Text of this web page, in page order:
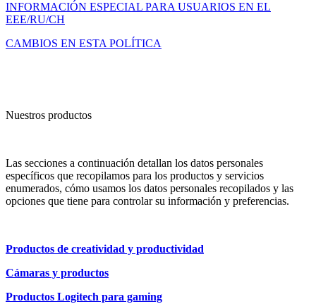
INFORMACIÓN ESPECIAL PARA USUARIOS EN EL
EEE/RU/CH
CAMBIOS EN ESTA POLÍTICA
Nuestros productos
Las secciones a continuación detallan los datos personales
específicos que recopilamos para los productos y servicios
enumerados, cómo usamos los datos personales recopilados y las
opciones que tiene para controlar su información y preferencias.
Productos de creatividad y productividad
Cámaras y productos
Productos Logitech para gaming